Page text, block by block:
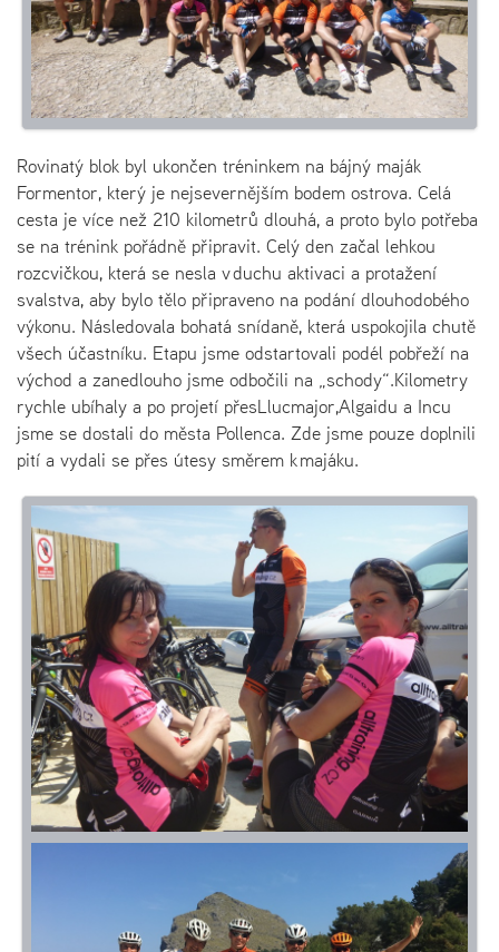
Rovinatý blok byl ukončen tréninkem na bájný maják
Formentor, který je nejsevernějším bodem ostrova. Celá
cesta je více než 210 kilometrů dlouhá, a proto bylo potřeba
se na trénink pořádně připravit. Celý den začal lehkou
rozcvičkou, která se nesla v duchu aktivaci a protažení
svalstva, aby bylo tělo připraveno na podání dlouhodobého
výkonu. Následovala bohatá snídaně, která uspokojila chutě
všech účastníku. Etapu jsme odstartovali podél pobřeží na
východ a zanedlouho jsme odbočili na „schody“.Kilometry
rychle ubíhaly a po projetí přesLlucmajor,Algaidu a Incu
jsme se dostali do města Pollenca. Zde jsme pouze doplnili
pití a vydali se přes útesy směrem k majáku.